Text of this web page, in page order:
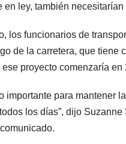
en ley, también
los funcionarios de
de la carretera, que tiene
proyecto comenzaría en
importante para mantener
los días”, dijo